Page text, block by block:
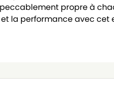
propre à
la performance avec cet